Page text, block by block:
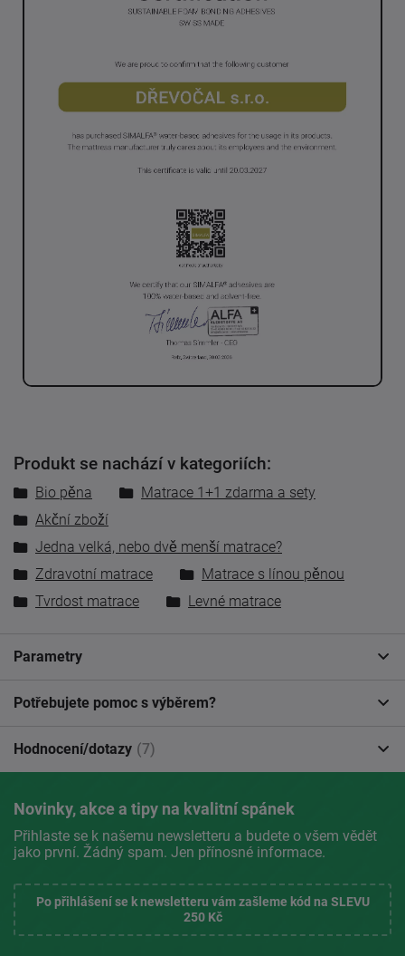
Produkt se nachází v kategoriích:
Bio pěna
Matrace 1+1 zdarma a sety
Akční zboží
Jedna velká, nebo dvě menší matrace?
Zdravotní matrace
Matrace s línou pěnou
Tvrdost matrace
Levné matrace
Parametry
Potřebujete pomoc s výběrem?
Hodnocení/dotazy (7)
Novinky, akce a tipy na kvalitní spánek
Přihlaste se k našemu newsletteru a budete o všem vědět
jako první. Žádný spam. Jen přínosné informace.
Po přihlášení se k newsletteru vám zašleme kód na SLEVU
250 Kč